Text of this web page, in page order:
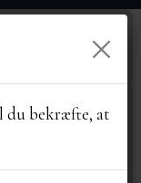
hvordan vores
du bekræfte, at